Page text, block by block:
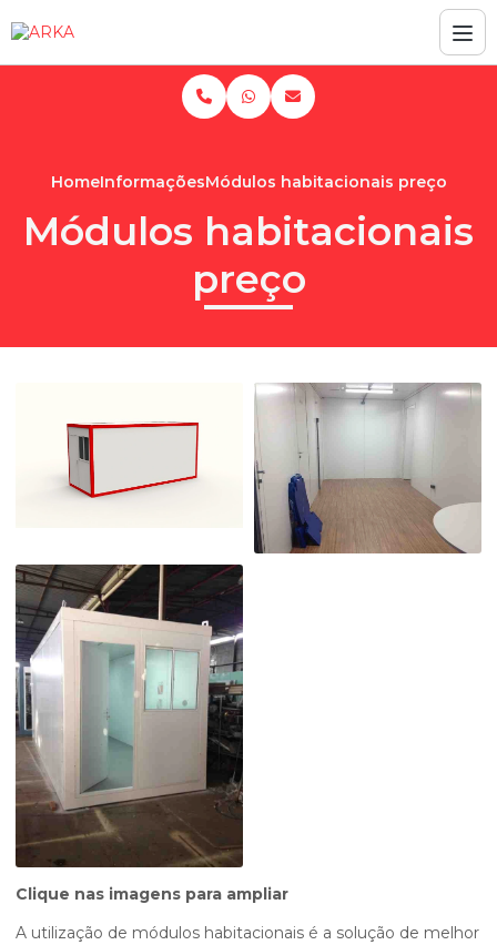
HomeInformaçõesMódulos habitacionais preço
Módulos habitacionais
preço
Clique nas imagens para ampliar
A utilização de módulos habitacionais é a solução de melhor